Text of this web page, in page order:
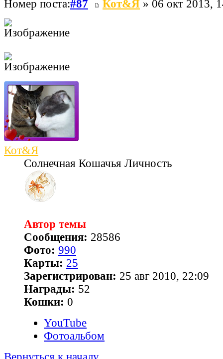
Номер поста:#87 Кот&Я » 06 окт 2013,
Кот&Я
Солнечная Кошачья Личность
Автор темы
Сообщения: 28586
Фото: 990
Карты: 25
Зарегистрирован: 25 авг 2010, 22:09
Награды: 52
Кошки: 0
YouTube
Фотоальбом